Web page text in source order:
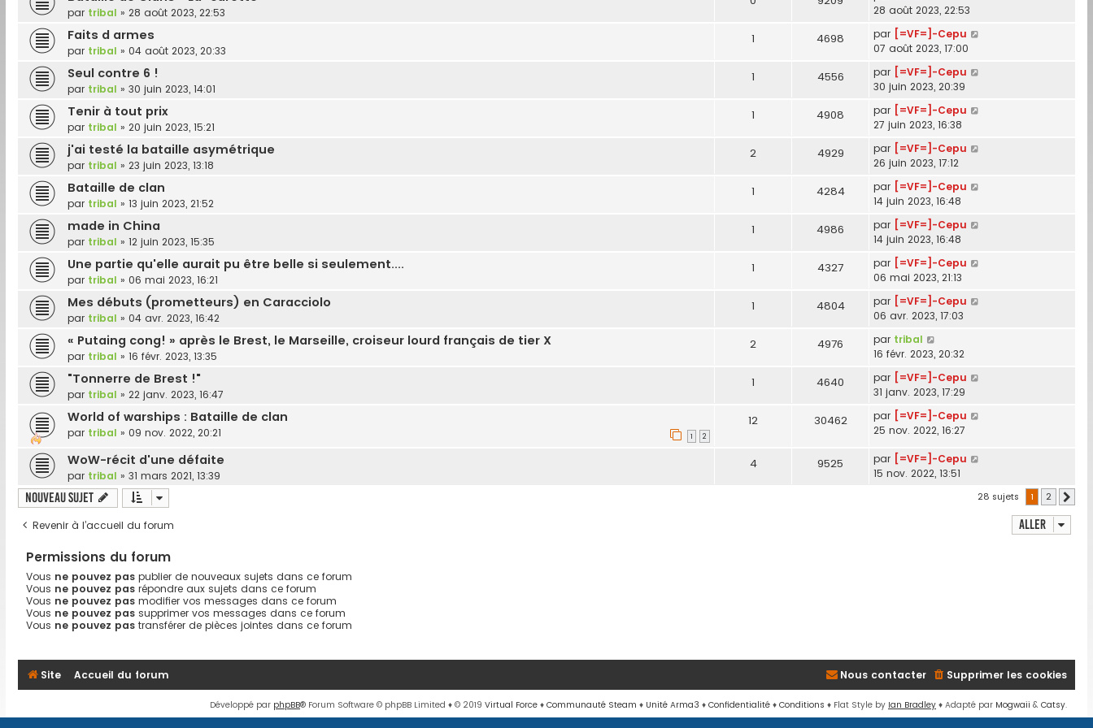
par tribal » 28 août 2023, 22:53
28 août 2023, 22:53
Faits d armes
par tribal » 04 août 2023, 20:33
1 4698 par [=VF=]-Cepu
07 août 2023, 17:00
Seul contre 6 !
par tribal » 30 juin 2023, 14:01
1 4556 par [=VF=]-Cepu
30 juin 2023, 20:39
Tenir à tout prix
par tribal » 20 juin 2023, 15:21
1 4908 par [=VF=]-Cepu
27 juin 2023, 16:38
j'ai testé la bataille asymétrique
par tribal » 23 juin 2023, 13:18
2 4929 par [=VF=]-Cepu
26 juin 2023, 17:12
Bataille de clan
par tribal » 13 juin 2023, 21:52
1 4284 par [=VF=]-Cepu
14 juin 2023, 16:48
made in China
par tribal » 12 juin 2023, 15:35
1 4986 par [=VF=]-Cepu
14 juin 2023, 16:48
Une partie qu'elle aurait pu être belle si seulement....
par tribal » 06 mai 2023, 16:21
1 4327 par [=VF=]-Cepu
06 mai 2023, 21:13
Mes débuts (prometteurs) en Caracciolo
par tribal » 04 avr. 2023, 16:42
1 4804 par [=VF=]-Cepu
06 avr. 2023, 17:03
« Putaing cong! » après le Brest, le Marseille, croiseur lourd français de tier X
par tribal » 16 févr. 2023, 13:35
2 4976 par tribal
16 févr. 2023, 20:32
"Tonnerre de Brest !"
par tribal » 22 janv. 2023, 16:47
1 4640 par [=VF=]-Cepu
31 janv. 2023, 17:29
World of warships : Bataille de clan
par tribal » 09 nov. 2022, 20:21 1 2
12 30462 par [=VF=]-Cepu
25 nov. 2022, 16:27
WoW-récit d'une défaite
par tribal » 31 mars 2021, 13:39
4 9525 par [=VF=]-Cepu
15 nov. 2022, 13:51
Nouveau sujet 28 sujets 1 2
Revenir à l’accueil du forum Aller
Permissions du forum
Vous ne pouvez pas publier de nouveaux sujets dans ce forum
Vous ne pouvez pas répondre aux sujets dans ce forum
Vous ne pouvez pas modifier vos messages dans ce forum
Vous ne pouvez pas supprimer vos messages dans ce forum
Vous ne pouvez pas transférer de pièces jointes dans ce forum
Site Accueil du forum Supprimer les cookies
Nous contacter
Développé par phpBB® Forum Software © phpBB Limited ♦ © 2019 Virtual Force ♦ Communauté Steam ♦ Unité Arma3 ♦ Confidentialité ♦ Conditions ♦ Flat Style by Ian Bradley ♦ Adapté par Mogwaii & Catsy.